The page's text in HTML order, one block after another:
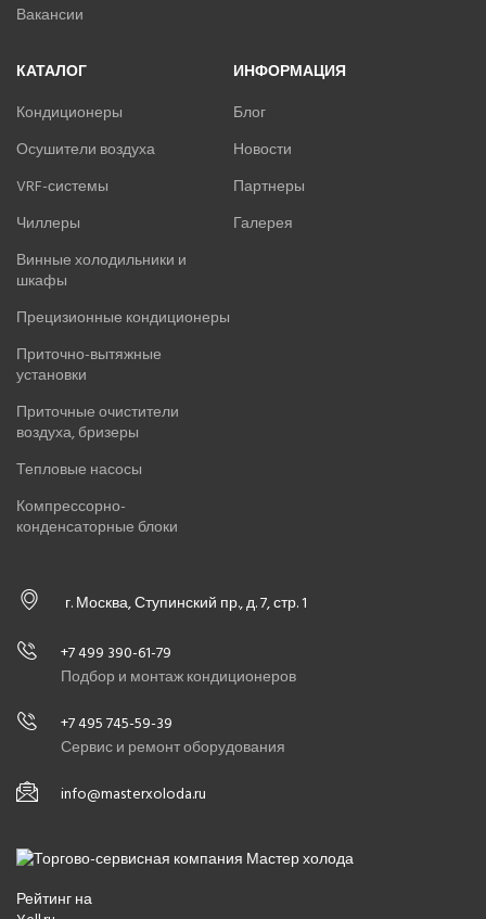
Вакансии
КАТАЛОГ
Кондиционеры
Осушители воздуха
VRF-системы
Чиллеры
Винные холодильники и
шкафы
Прецизионные кондиционеры
Приточно-вытяжные
установки
Приточные очистители
воздуха, бризеры
Тепловые насосы
Компрессорно-
конденсаторные блоки
ИНФОРМАЦИЯ
Блог
Новости
Партнеры
Галерея
г. Москва, Ступинский пр., д. 7, стр. 1
+7 499 390-61-79
Подбор и монтаж кондиционеров
+7 495 745-59-39
Сервис и ремонт оборудования
info@masterxoloda.ru
Рейтинг на